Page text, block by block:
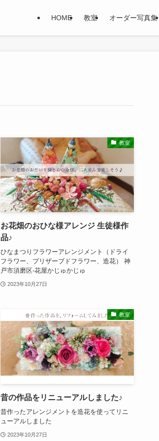
HOME 教室 オーダー写真集
教室
お花畑のおひな様アレンジ 生徒様作
品♪
ひなまつりフラワーアレンジメント（ドライ
フラワー、プリザーブドフラワー、造花） 神
戸市須磨区-花屋かじゅかじゅ
2023年10月27日
教室
昔の作品をリニューアルしました♪
昔作ったアレンジメントを造花を使ってリニ
ューアルしました
2023年10月27日